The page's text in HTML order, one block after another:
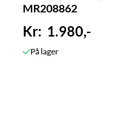
MR208862
1.980,-
På lager